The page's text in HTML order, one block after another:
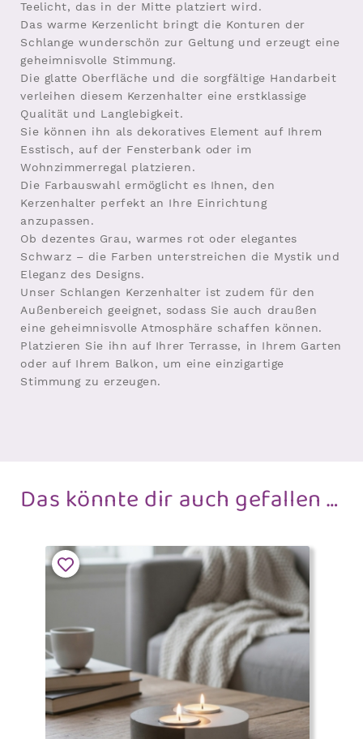
Teelicht, das in der Mitte platziert wird.
Das warme Kerzenlicht bringt die Konturen der
Schlange wunderschön zur Geltung und erzeugt eine
geheimnisvolle Stimmung.
Die glatte Oberfläche und die sorgfältige Handarbeit
verleihen diesem Kerzenhalter eine erstklassige
Qualität und Langlebigkeit.
Sie können ihn als dekoratives Element auf Ihrem
Esstisch, auf der Fensterbank oder im
Wohnzimmerregal platzieren.
Die Farbauswahl ermöglicht es Ihnen, den
Kerzenhalter perfekt an Ihre Einrichtung
anzupassen.
Ob dezentes Grau, warmes rot oder elegantes
Schwarz – die Farben unterstreichen die Mystik und
Eleganz des Designs.
Unser Schlangen Kerzenhalter ist zudem für den
Außenbereich geeignet, sodass Sie auch draußen
eine geheimnisvolle Atmosphäre schaffen können.
Platzieren Sie ihn auf Ihrer Terrasse, in Ihrem Garten
oder auf Ihrem Balkon, um eine einzigartige
Stimmung zu erzeugen.
Das könnte dir auch gefallen …